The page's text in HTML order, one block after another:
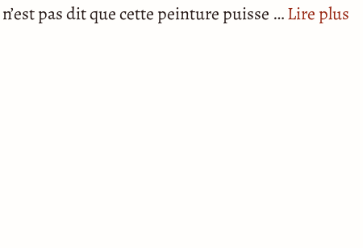
pas dit que cette peinture puisse …Lire plus